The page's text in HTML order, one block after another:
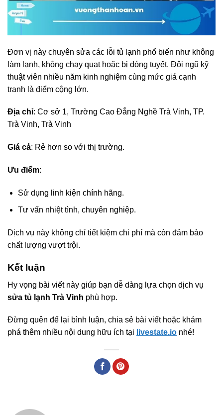
Đơn vị này chuyên sửa các lỗi tủ lạnh phổ biến như không
làm lạnh, không chạy quạt hoặc bị đóng tuyết. Đội ngũ kỹ
thuật viên nhiều năm kinh nghiệm cùng mức giá cạnh
tranh là điểm cộng lớn.
Địa chỉ: Cơ sở 1, Trường Cao Đẳng Nghề Trà Vinh, TP.
Trà Vinh, Trà Vinh
Giá cả: Rẻ hơn so với thị trường.
Ưu điểm:
Sử dụng linh kiện chính hãng.
Tư vấn nhiệt tình, chuyên nghiệp.
Dịch vụ này không chỉ tiết kiệm chi phí mà còn đảm bảo
chất lượng vượt trội.
Kết luận
Hy vọng bài viết này giúp bạn dễ dàng lựa chọn dịch vụ
sửa tủ lạnh Trà Vinh phù hợp.
Đừng quên để lại bình luận, chia sẻ bài viết hoặc khám
phá thêm nhiều nội dung hữu ích tại livestate.io nhé!